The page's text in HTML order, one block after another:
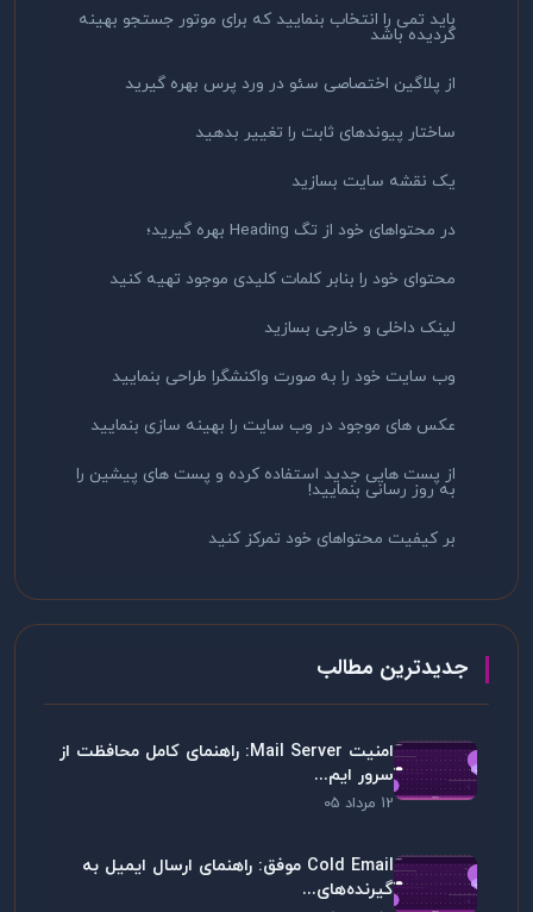
باید تمی را انتخاب بنمایید که برای موتور جستجو بهینه
گردیده باشد
از پلاگین اختصاصی سئو در ورد پرس بهره گیرید
ساختار پیوندهای ثابت را تغییر بدهید
یک نقشه سایت بسازید
در محتواهای خود از تگ Heading بهره گیرید؛
محتوای خود را بنابر کلمات کلیدی موجود تهیه کنید
لینک داخلی و خارجی بسازید
وب سایت خود را به صورت واکنشگرا طراحی بنمایید
عکس های موجود در وب سایت را بهینه سازی بنمایید
از پست هایی جدید استفاده کرده و پست های پیشین را
به روز رسانی بنمایید!
بر کیفیت محتواهای خود تمرکز کنید
جدیدترین مطالب
امنیت Mail Server: راهنمای کامل محافظت از
سرور ایم...
12 مرداد 05
Cold Email موفق: راهنمای ارسال ایمیل به
گیرنده‌های...